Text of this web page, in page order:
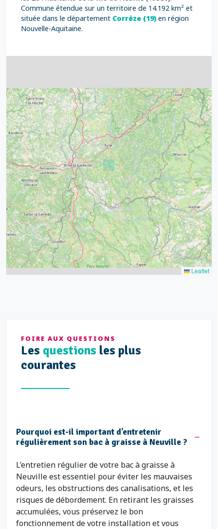
Commune étendue sur un territoire de 14.192 km² et
située dans le département Corrèze (19) en région
Nouvelle-Aquitaine.
4
15
21
14
32
39
52 68
43
Leaflet
FOIRE AUX QUESTIONS
Les questions les plus
courantes
Pourquoi est-il important d’entretenir
régulièrement son bac à graisse à Neuville ?
L’entretien régulier de votre bac à graisse à
Neuville est essentiel pour éviter les mauvaises
odeurs, les obstructions des canalisations, et les
risques de débordement. En retirant les graisses
accumulées, vous préservez le bon
fonctionnement de votre installation et vous